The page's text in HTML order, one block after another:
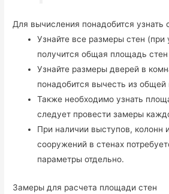
Для вычисления понадобится
Узнайте все размеры стен
получится общая площадь
Узнайте размеры дверей в
понадобится вычесть из
Также необходимо узнать
следует провести замеры
При наличии выступов, колонн
сооружений в стенах
параметры отдельно.
Замеры для расчета площади стен